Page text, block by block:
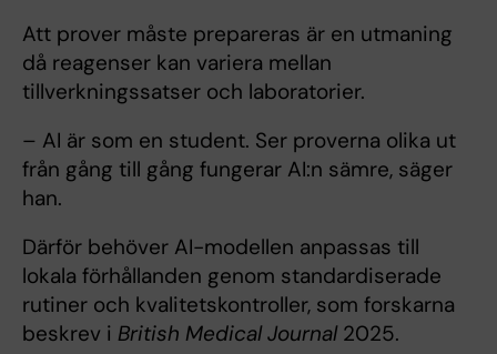
Att prover måste prepareras är en utmaning
då reagenser kan variera mellan
tillverkningssatser och laboratorier.
– AI är som en student. Ser proverna olika ut
från gång till gång fungerar AI:n sämre, säger
han.
Därför behöver AI-modellen anpassas till
lokala förhållanden genom standardiserade
rutiner och kvalitetskontroller, som forskarna
beskrev i British Medical Journal 2025.